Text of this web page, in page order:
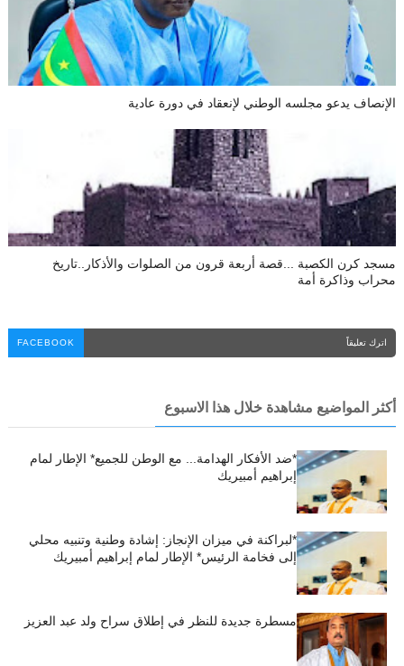
الإنصاف يدعو مجلسه الوطني لإنعقاد في دورة عادية
مسجد كرن الكصبة ...قصة أربعة قرون من الصلوات والأذكار..تاريخ
محراب وذاكرة أمة
اترك تعليقاً FACEBOOK
أكثر المواضيع مشاهدة خلال هذا الاسبوع
*ضد الأفكار الهدامة... مع الوطن للجميع* الإطار لمام
إبراهيم أمبيريك
*لبراكنة في ميزان الإنجاز: إشادة وطنية وتنبيه محلي
إلى فخامة الرئيس* الإطار لمام إبراهيم أمبيريك
مسطرة جديدة للنظر في إطلاق سراح ولد عبد العزيز